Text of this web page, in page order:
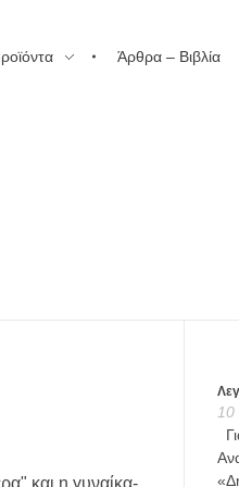
Άρθρα – Βιβλία
και η γυναίκα-
10